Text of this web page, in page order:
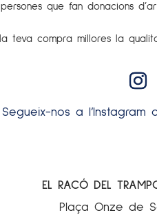
que fan donacions
teva compra millores la
Segueix-nos a l’Instagram
EL RACÓ DEL
Plaça Onze de